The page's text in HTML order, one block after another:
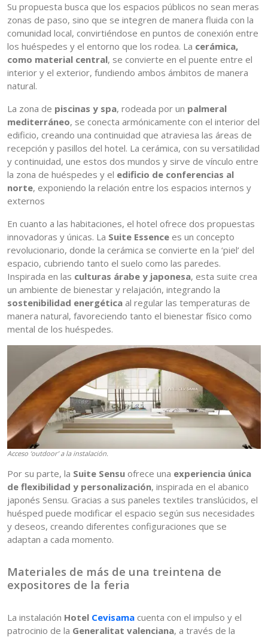
Su propuesta busca que los espacios públicos no sean meras
zonas de paso, sino que se integren de manera fluida con la
comunidad local, convirtiéndose en puntos de conexión entre
los huéspedes y el entorno que los rodea. La cerámica,
como material central, se convierte en el puente entre el
interior y el exterior, fundiendo ambos ámbitos de manera
natural.
La zona de piscinas y spa, rodeada por un palmeral
mediterráneo, se conecta armónicamente con el interior del
edificio, creando una continuidad que atraviesa las áreas de
recepción y pasillos del hotel. La cerámica, con su versatilidad
y continuidad, une estos dos mundos y sirve de vínculo entre
la zona de huéspedes y el edificio de conferencias al
norte, exponiendo la relación entre los espacios internos y
externos
En cuanto a las habitaciones, el hotel ofrece dos propuestas
innovadoras y únicas. La Suite Essence es un concepto
revolucionario, donde la cerámica se convierte en la ‘piel’ del
espacio, cubriendo tanto el suelo como las paredes.
Inspirada en las culturas árabe y japonesa, esta suite crea
un ambiente de bienestar y relajación, integrando la
sostenibilidad energética al regular las temperaturas de
manera natural, favoreciendo tanto el bienestar físico como
mental de los huéspedes.
Acceso ‘outdoor’ a la instalación.
Por su parte, la Suite Sensu ofrece una experiencia única
de flexibilidad y personalización, inspirada en el abanico
japonés Sensu. Gracias a sus paneles textiles translúcidos, el
huésped puede modificar el espacio según sus necesidades
y deseos, creando diferentes configuraciones que se
adaptan a cada momento.
Materiales de más de una treintena de
expositores de la feria
La instalación Hotel Cevisama cuenta con el impulso y el
patrocinio de la Generalitat valenciana, a través de la